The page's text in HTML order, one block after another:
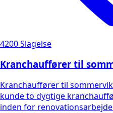
4200 Slagelse
Kranchauffører til
Kranchauffører til
kunde to dygtige
inden for